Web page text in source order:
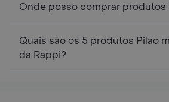
Onde posso comprar produtos
Quais são os 5 produtos Pilao
da Rappi?